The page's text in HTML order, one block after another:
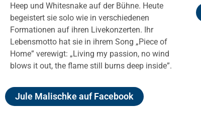
Heep und Whitesnake auf der Bühne. Heute
begeistert sie solo wie in verschiedenen
Formationen auf ihren Livekonzerten. Ihr
Lebensmotto hat sie in ihrem Song „Piece of
Home” verewigt: „Living my passion, no wind
blows it out, the flame still burns deep inside”.
Jule Malischke auf Facebook